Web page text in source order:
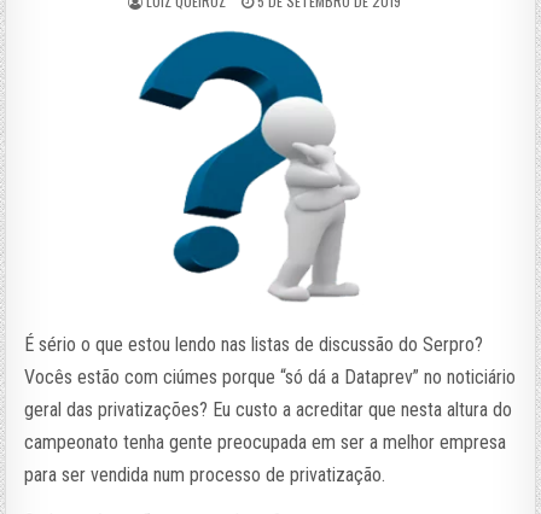
É sério o que estou lendo nas listas de discussão do Serpro?
Vocês estão com ciúmes porque “só dá a Dataprev” no noticiário
geral das privatizações? Eu custo a acreditar que nesta altura do
campeonato tenha gente preocupada em ser a melhor empresa
para ser vendida num processo de privatização.